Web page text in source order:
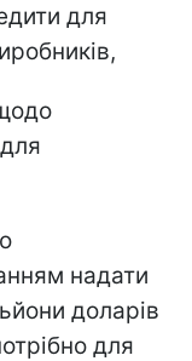
для
надати
доларів
для